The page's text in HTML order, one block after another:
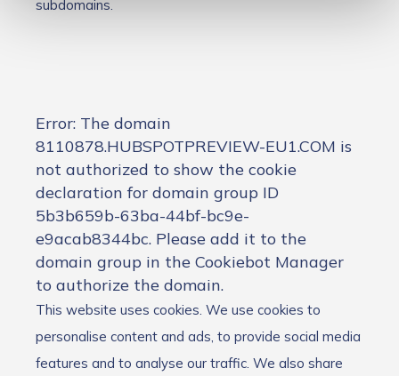
subdomains.
Error: The domain
8110878.HUBSPOTPREVIEW-EU1.COM is
not authorized to show the cookie
declaration for domain group ID
5b3b659b-63ba-44bf-bc9e-
e9acab8344bc. Please add it to the
domain group in the Cookiebot Manager
to authorize the domain.
This website uses cookies. We use cookies to
personalise content and ads, to provide social media
features and to analyse our traffic. We also share